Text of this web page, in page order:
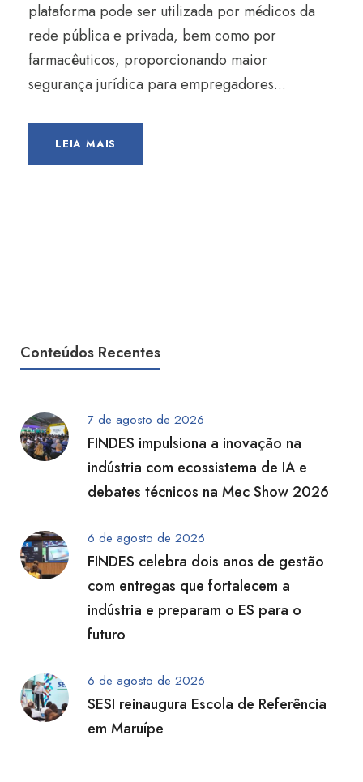
plataforma pode ser utilizada por médicos da
rede pública e privada, bem como por
farmacêuticos, proporcionando maior
segurança jurídica para empregadores...
LEIA MAIS
Conteúdos Recentes
7 de agosto de 2026
FINDES impulsiona a inovação na
indústria com ecossistema de IA e
debates técnicos na Mec Show 2026
6 de agosto de 2026
FINDES celebra dois anos de gestão
com entregas que fortalecem a
indústria e preparam o ES para o
futuro
6 de agosto de 2026
SESI reinaugura Escola de Referência
em Maruípe